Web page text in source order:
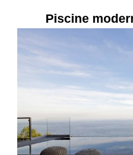
Piscine